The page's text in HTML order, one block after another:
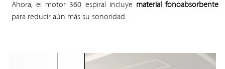
Ahora, el motor 360 espiral incluye material fonoabsorbente
para reducir aún más su sonoridad.